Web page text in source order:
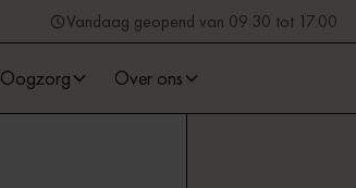
Vandaag geopend van 09:30 tot 17:00
Oogzorg Over ons